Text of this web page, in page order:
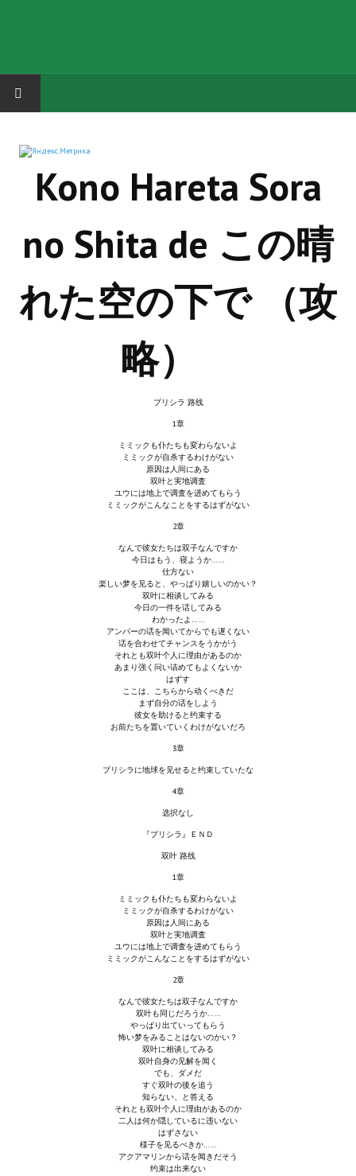
Русская биржа
Aliens vs Predator 2 (Русские субтитры)
Dungeon Siege 2 Legendary Mod (Русские субтитры)
Apella CBBE SSE BodySlide (with Physics)
Apella 2.0 CBBE SSE BodySlide (with Physics)
Kitana CBBE SSE BodySlide (with Physics)
New Light Skyrim SE
SB Corset Armor CBBE SSE BodySlide (with Physics)
Wedding Wear CBBE SSE BodySlide (with Physics)
Немного героев меча и магии
Работы Kuroneko
Doom 3 Remaster Fan Edition
X2 - The Threat Remaster Fan Edition
Quake III Arena Remaster Fan Edition
Star Trek Voyager Elite Force Remaster Fan Edition
Sacred Gold Remaster Fan Edition
Red Faction remaster Fan Edition
Kono Hareta Sora
no Shita de この晴
れた空の下で （攻
略）
プリシラ 路线
1章
ミミックも仆たちも変わらないよ
ミミックが自杀するわけがない
原因は人间にある
双叶と実地调査
ユウには地上で调査を进めてもらう
ミミックがこんなことをするはずがない
2章
なんで彼女たちは双子なんですか
今日はもう、寝ようか……
仕方ない
楽しい梦を见ると、やっぱり嬉しいのかい？
双叶に相谈してみる
今日の一件を话してみる
わかったよ……
アンバーの话を闻いてからでも遅くない
话を合わせてチャンスをうかがう
それとも双叶个人に理由があるのか
あまり强く问い诘めてもよくないか
はずす
ここは、こちらから动くべきだ
まず自分の话をしよう
彼女を助けると约束する
お前たちを置いていくわけがないだろ
3章
プリシラに地球を见せると约束していたな
4章
选択なし
『プリシラ』ＥＮＤ
双叶 路线
1章
ミミックも仆たちも変わらないよ
ミミックが自杀するわけがない
原因は人间にある
双叶と実地调査
ユウには地上で调査を进めてもらう
ミミックがこんなことをするはずがない
2章
なんで彼女たちは双子なんですか
双叶も同じだろうか……
やっぱり出ていってもらう
怖い梦をみることはないのかい？
双叶に相谈してみる
双叶自身の见解を闻く
でも、ダメだ
すぐ双叶の後を追う
知らない、と答える
それとも双叶个人に理由があるのか
二人は何か隠しているに违いない
はずさない
様子を见るべきか……
アクアマリンから话を闻きだそう
约束は出来ない